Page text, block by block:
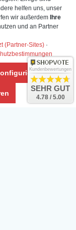
helfen uns, unser
wir außerdem Ihre
und an Partner
(Partner-Sites) ·
Kundenbewertungen
SEHR GUT
4.78 / 5.00